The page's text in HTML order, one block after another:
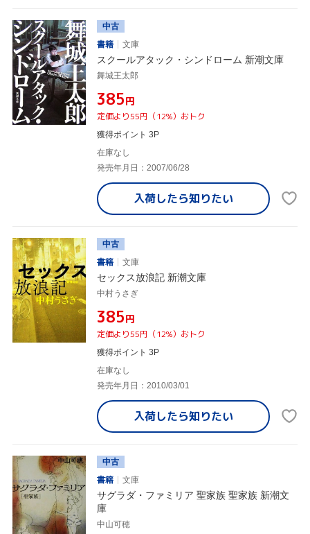
中古
書籍
文庫
スクールアタック・シンドローム 新潮文庫
舞城王太郎
¥385円
定価より55円（12%）おトク
獲得ポイント 3P
在庫なし
発売年月日：2007/06/28
入荷したら知りたい
中古
書籍
文庫
セックス放浪記 新潮文庫
中村うさぎ
¥385円
定価より55円（12%）おトク
獲得ポイント 3P
在庫なし
発売年月日：2010/03/01
入荷したら知りたい
中古
書籍
文庫
サグラダ・ファミリア 聖家族 聖家族 新潮文
庫
中山可穂